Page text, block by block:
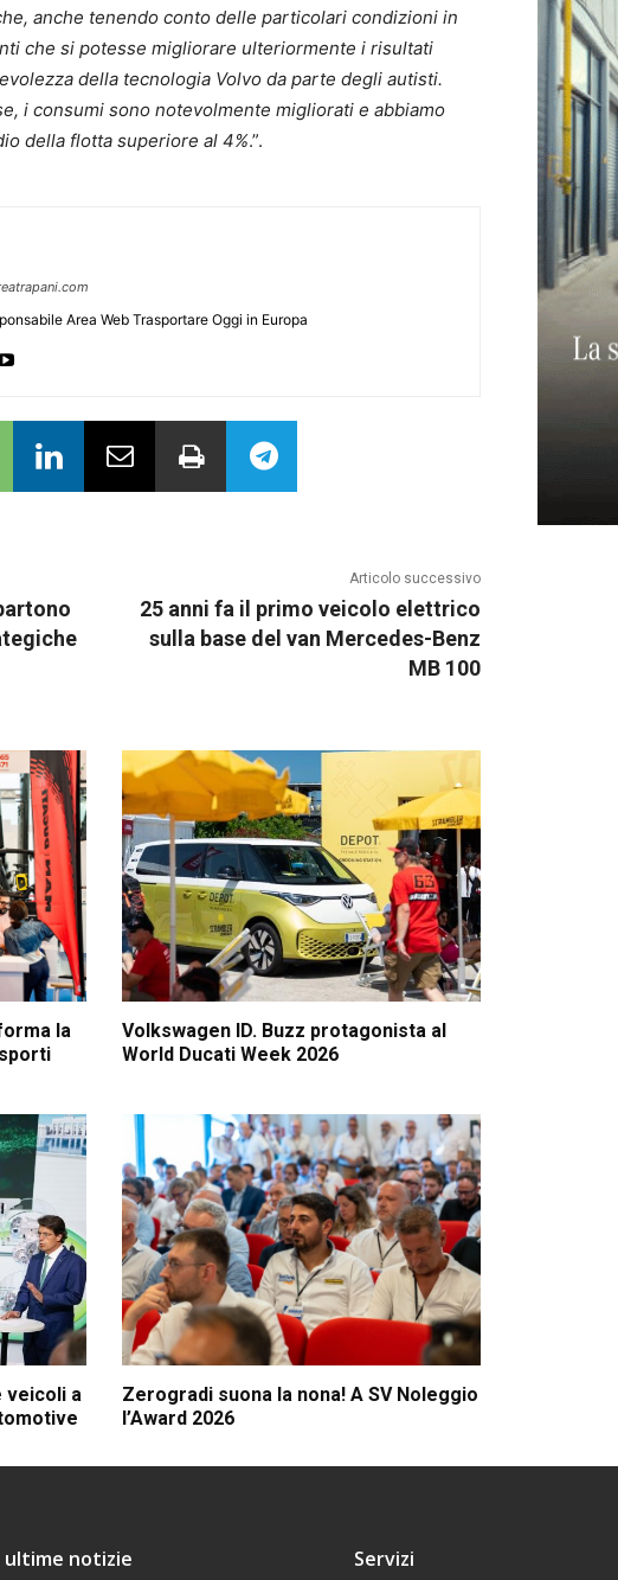
anche tenendo conto delle particolari condizioni in
che si potesse migliorare ulteriormente i risultati
della tecnologia Volvo da parte degli autisti.
i consumi sono notevolmente migliorati e abbiamo
della flotta superiore al 4%.”.
Area Web Trasportare Oggi in Europa
Articolo successivo
25 anni fa il primo veicolo elettrico
sulla base del van Mercedes-Benz
MB 100
la
Volkswagen ID. Buzz protagonista al
World Ducati Week 2026
veicoli a
Zerogradi suona la nona! A SV Noleggio
l’Award 2026
ultime notizie Servizi